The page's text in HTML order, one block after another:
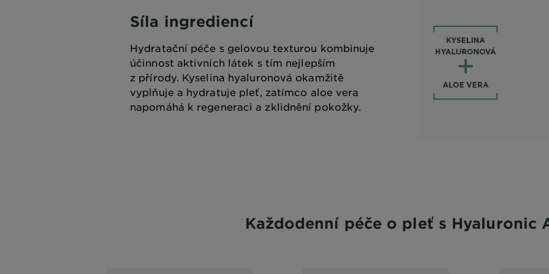
Síla ingrediencí
Hydratační péče s gelovou texturou kombinuje
účinnost aktivních látek s tím nejlepším
z přírody. Kyselina hyaluronová okamžitě
vyplňuje a hydratuje pleť, zatímco aloe vera
napomáhá k regeneraci a zklidnění pokožky.
Každodenní péče o pleť s Hyaluronic